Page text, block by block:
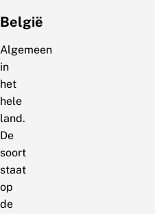
België
Algemeen
in
het
hele
land.
De
soort
staat
op
de